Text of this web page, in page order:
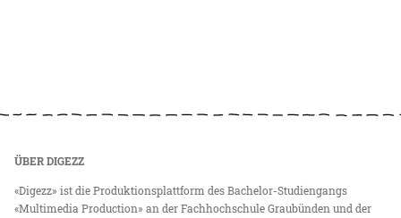
ÜBER DIGEZZ
«Digezz» ist die Produktionsplattform des Bachelor-Studiengangs
«Multimedia Production» an der Fachhochschule Graubünden und der